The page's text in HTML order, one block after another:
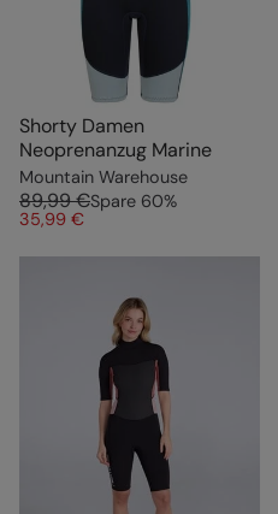
Shorty Damen
Neoprenanzug Marine
Mountain Warehouse
89,99 €Spare 60%
35,99 €